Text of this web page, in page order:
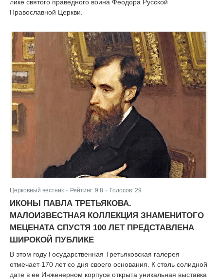
лике святого праведного воина Феодора Русской
Православной Церкви.
Церковный вестник Рейтинг: 9.8 Голосов: 29
ИКОНЫ ПАВЛА ТРЕТЬЯКОВА.
МАЛОИЗВЕСТНАЯ КОЛЛЕКЦИЯ ЗНАМЕНИТОГО
МЕЦЕНАТА СПУСТЯ 100 ЛЕТ ПРЕДСТАВЛЕНА
ШИРОКОЙ ПУБЛИКЕ
В этом году Государственная Третьяковская галерея
отмечает 170 лет со дня своего основания. К столь солидной
дате в ее Инженерном корпусе открыта уникальная выставка